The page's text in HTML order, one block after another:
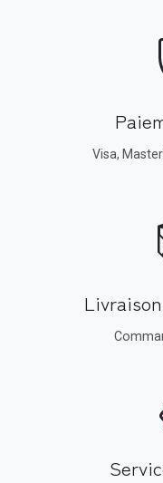
Visa,